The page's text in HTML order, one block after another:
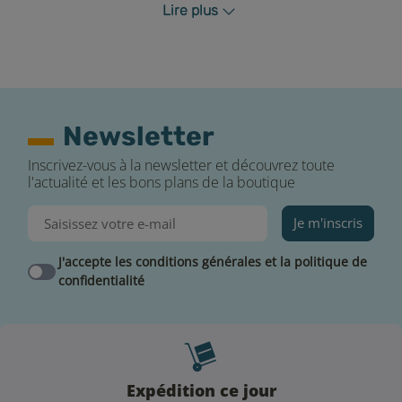
dépendance à la nicotine
Afin de profiter au maximum des saveurs de votre e-
liquide, E-FUMEUR vous recommande de vérifier la
DLUO (date limite d’utilisation optimale) sur votre
flacon avant que le produit ne perde certaines de ses
qualités gustatives et de respecter ces quelques règles
essentielles :
Conserver votre e-liquide à l’abri de la lumière et
température ambiante +/- 18°C
Évitez de laisser votre e-liquide à l’air libre.
Rebouchez soigneusement votre flacon après
Lire plus
Newsletter
Inscrivez-vous à la newsletter et découvrez toute
l'actualité et les bons plans de la boutique
Je m'inscris
J'accepte les conditions générales et la politique de
confidentialité
Expédition ce jour